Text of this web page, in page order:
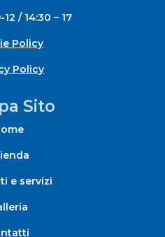
/ 14:30 – 17
Policy
Policy
Sito
e servizi